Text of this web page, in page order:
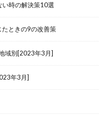
い時の解決策10選
ときの9の改善策
域別[2023年3月]
年3月]